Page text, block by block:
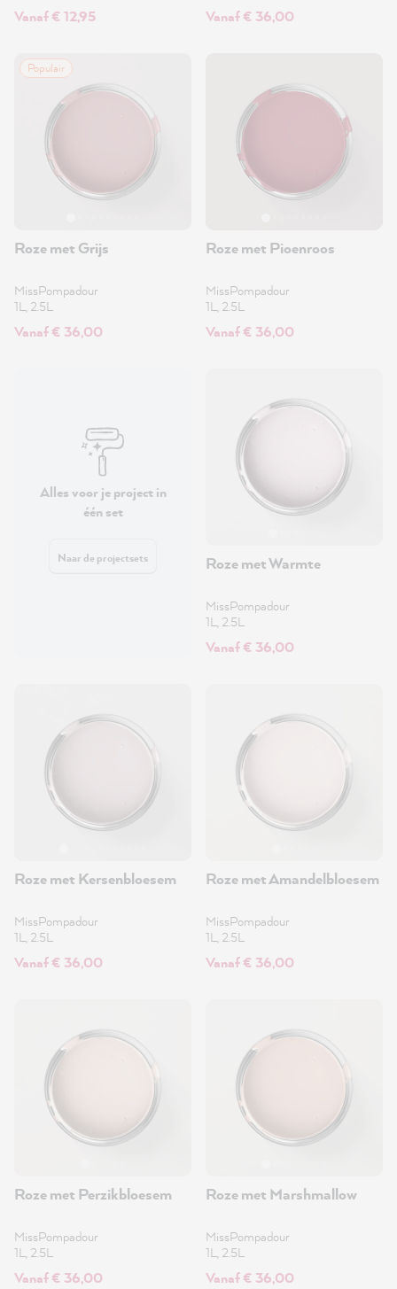
Vanaf € 12,95 Vanaf € 36,00
Populair
Roze met Grijs
MissPompadour
1L, 2.5L
Vanaf € 36,00
Roze met Pioenroos
MissPompadour
1L, 2.5L
Vanaf € 36,00
Alles voor je project in
één set
Naar de projectsets Roze met Warmte
MissPompadour
1L, 2.5L
Vanaf € 36,00
Roze met Kersenbloesem
MissPompadour
1L, 2.5L
Vanaf € 36,00
Roze met Amandelbloesem
MissPompadour
1L, 2.5L
Vanaf € 36,00
Roze met Perzikbloesem
MissPompadour
1L, 2.5L
Vanaf € 36,00
Roze met Marshmallow
MissPompadour
1L, 2.5L
Vanaf € 36,00